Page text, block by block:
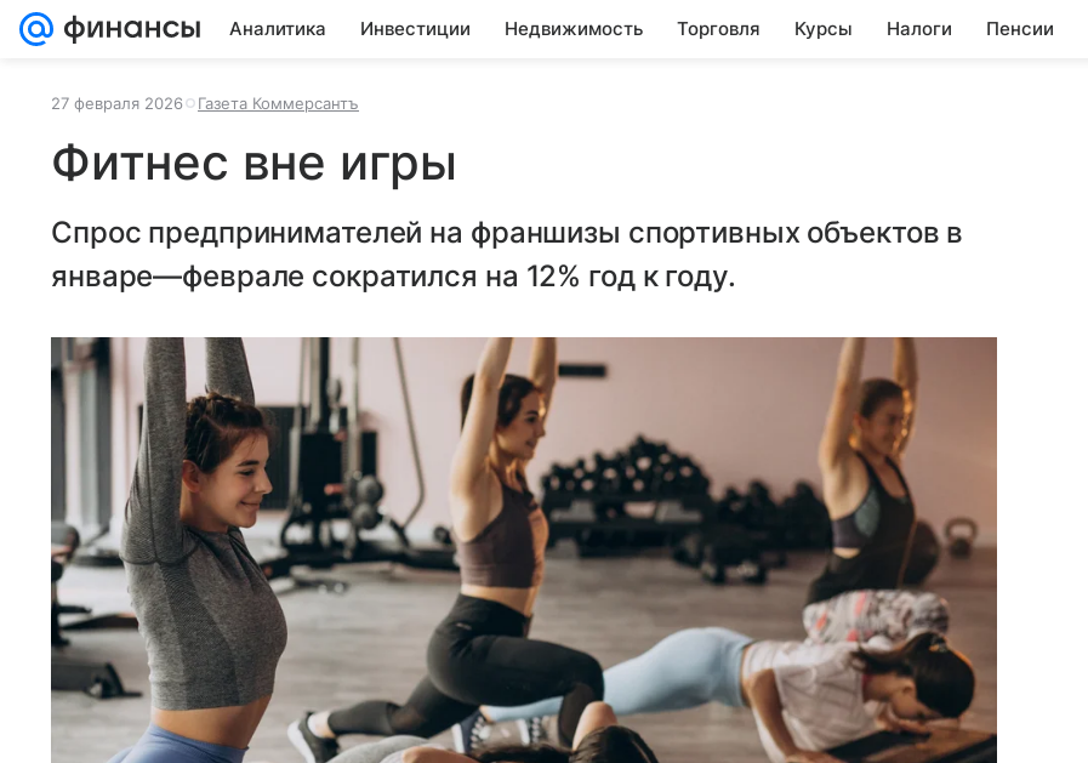
Аналитика Инвестиции Недвижимость Торговля Курсы Налоги Пенсии
27 февраля 2026 Газета Коммерсантъ
Фитнес вне игры
Спрос предпринимателей на франшизы спортивных объектов в
январе—феврале сократился на 12% год к году.